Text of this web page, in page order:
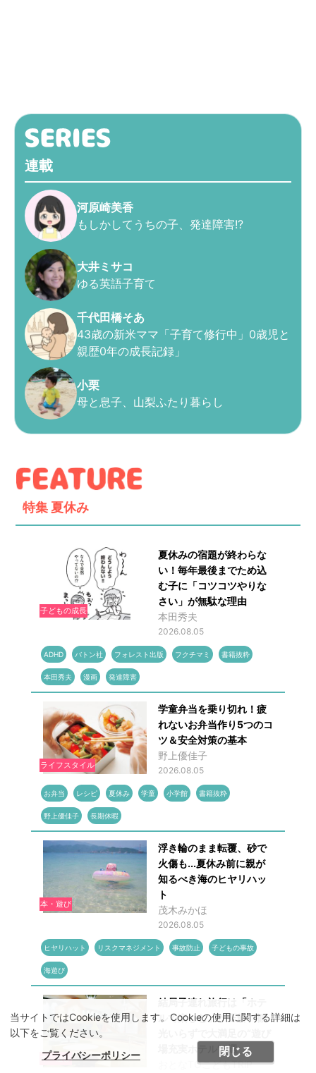
当サイトではCookieを使用します。Cookieの使用に関する詳細は
以下をご覧ください。
プライバシーポリシー
閉じる
連載
河原崎美香
もしかしてうちの子、発達障害!?
大井ミサコ
ゆる英語子育て
千代田橋そあ
43歳の新米ママ「子育て修行中」0歳児と
親歴0年の成長記録」
小栗
母と息子、山梨ふたり暮らし
特集 夏休み
子どもの成長
夏休みの宿題が終わらな
い！毎年最後までため込
む子に「コツコツやりな
さい」が無駄な理由
本田秀夫
2026.08.05
ADHD バトン社 フォレスト出版 フクチマミ 書籍抜粋
本田秀夫 漫画 発達障害
ライフスタイル
学童弁当を乗り切れ！疲
れないお弁当作り5つのコ
ツ＆安全対策の基本
野上優佳子
2026.08.05
お弁当 レシピ 夏休み 学童 小学館 書籍抜粋
野上優佳子 長期休暇
本・遊び
浮き輪のまま転覆、砂で
火傷も...夏休み前に親が
知るべき海のヒヤリハッ
ト
茂木みかほ
2026.08.05
ヒヤリハット リスクマネジメント 事故防止 子どもの事故
海遊び
本・遊び
結局子連れ旅行は「ホテ
ルで楽しむ」が正解 観
場充実ホテル”5選
おとなTOこどもTRiP